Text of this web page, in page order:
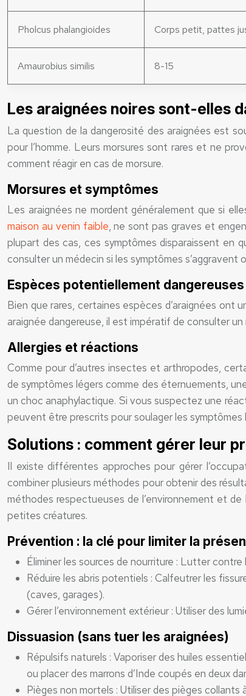
Pholcus phalangioides Corps petit, pattes
Amaurobius similis 8-15
Les araignées noires sont-elles
La question de la dangerosité des araignées est
pour l’homme. Leurs morsures sont rares et ne
comment réagir en cas de morsure.
Morsures et symptômes
Les araignées ne mordent généralement que si
maison au venin faible, ne sont pas graves et
plupart des cas, ces symptômes disparaissent en
consulter un médecin si les symptômes
Espèces potentiellement dangereuses
Bien que rares, certaines espèces d’araignées ont
araignée dangereuse, il est impératif de consulter
Allergies et réactions
Comme pour d’autres insectes et arthropodes,
de symptômes légers comme des éternuements,
un choc anaphylactique. Si vous suspectez une
peuvent être prescrits pour soulager les symptômes
Solutions : comment gérer leur
Il existe différentes approches pour gérer
combiner plusieurs méthodes pour obtenir des
méthodes respectueuses de l’environnement et
petites créatures.
Prévention : la clé pour limiter la
Éliminer les sources de nourriture : Lutter
Réduire les abris potentiels : Calfeutrer les
(caves, garages).
Gérer l’environnement extérieur : Utiliser des
Dissuasion (sans tuer les araignées)
Répulsifs naturels : Vaporiser des huiles
ou placer des marrons d’Inde coupés en deux
Pièges non mortels : Utiliser des pièges